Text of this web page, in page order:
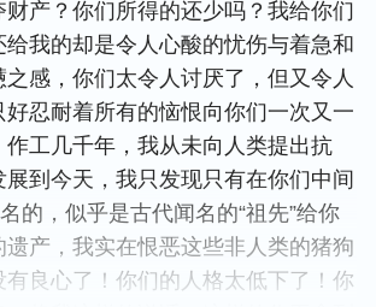
产？你们所得的还少吗？我给你们
我的却是令人心酸的忧伤与着急和
感，你们太令人讨厌了，但又令人
好忍耐着所有的恼恨向你们一次又一
作工几千年，我从未向人类提出抗
到今天，我只发现只有在你们中间
的，似乎是古代闻名的“祖先”给你
产，我实在恨恶这些非人类的猪狗
有良心了！你们的人格太低下了！你